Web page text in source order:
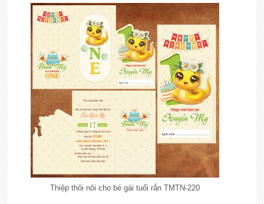
Thiệp thôi nôi cho bé gái tuổi rắn TMTN-220